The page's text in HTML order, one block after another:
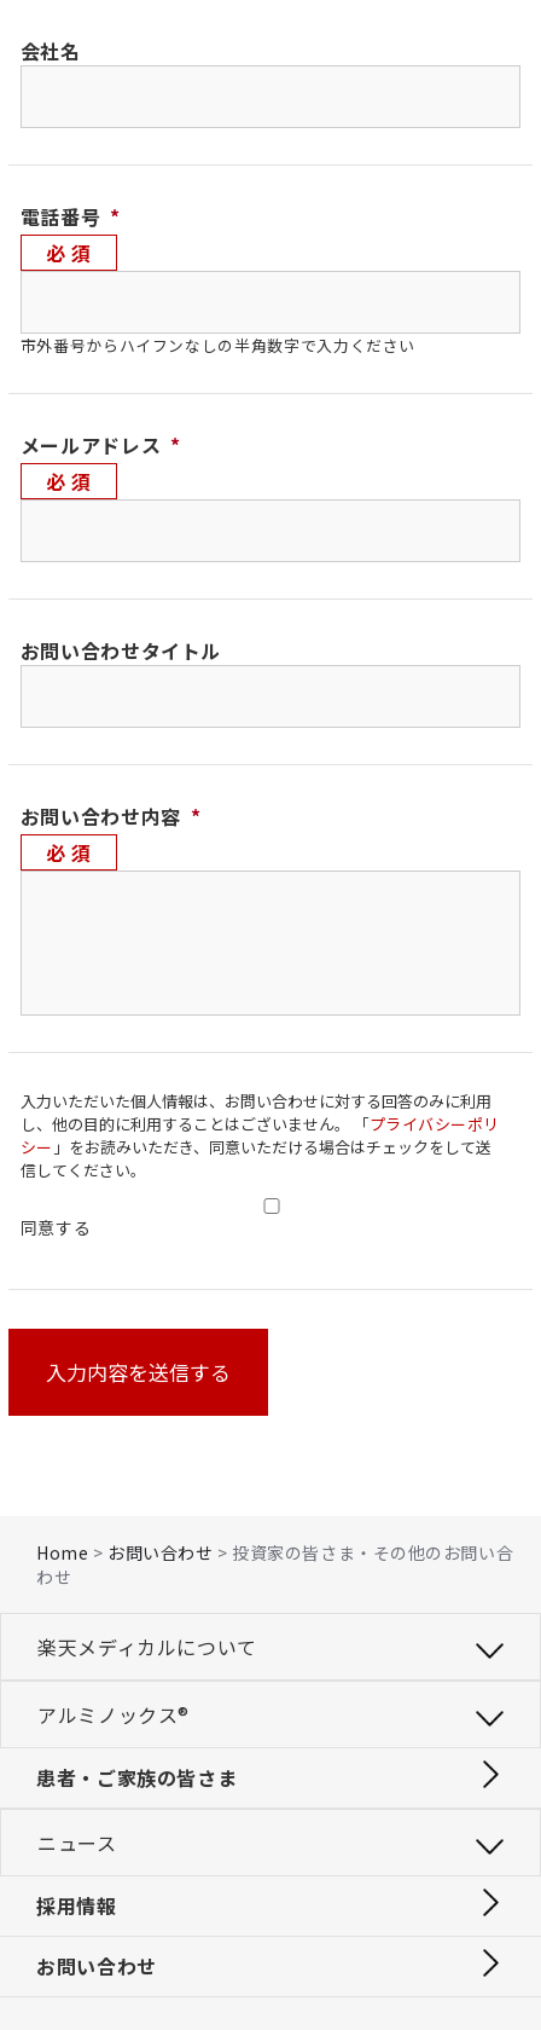
会社名
電話番号 *
メールアドレス *
お問い合わせタイトル
お問い合わせ内容 *
Privacy
Agreement *
入力いただいた個人情報は、お問い合わせに対する回答のみに利用
し、他の目的に利用することはございません。 「プライバシーポリ
シー 」をお読みいただき、同意いただける場合はチェックをして送
信してください。
同意する
入力内容を送信する
Home > お問い合わせ > 投資家の皆さま・その他のお問い合
わせ
楽天メディカルについて
アルミノックス®
患者・ご家族の皆さま
ニュース
採用情報
お問い合わせ